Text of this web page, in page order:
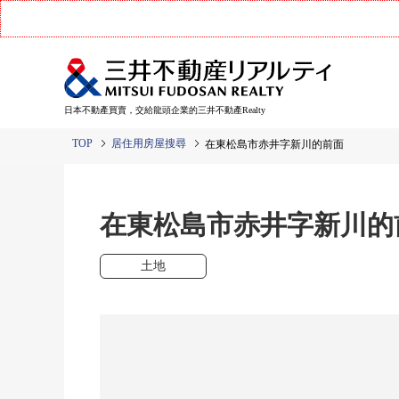
日本不動產買賣，交給龍頭企業的三井不動產Realty
TOP 居住用房屋搜尋 在東松島市赤井字新川的前面
在東松島市赤井字新川
土地